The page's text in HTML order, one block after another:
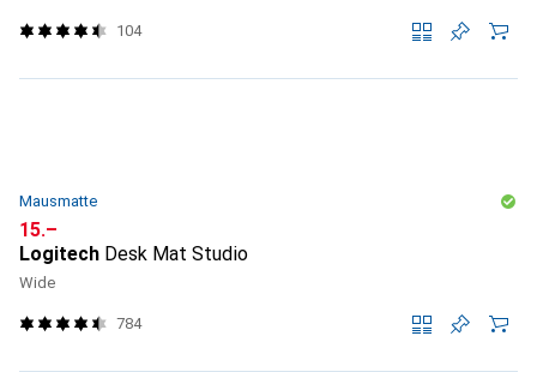
104
Mausmatte
CHF
15.–
Logitech Desk Mat Studio
Wide
784